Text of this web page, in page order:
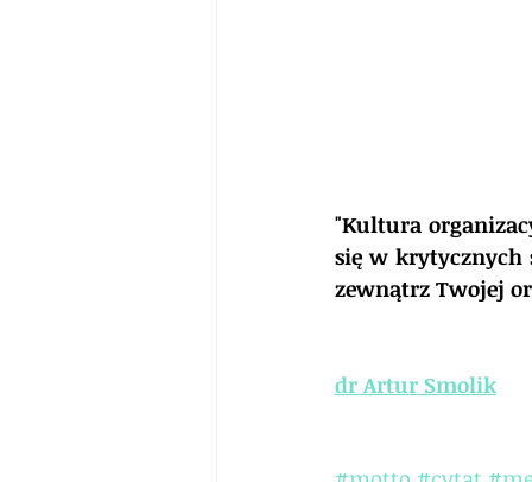
"Kultura
się w
zewnątrz Twojej
dr Artur Smolik